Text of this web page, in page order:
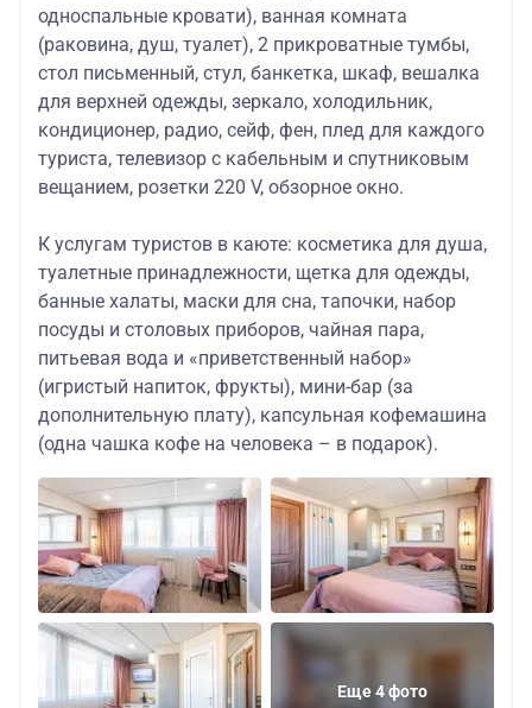
односпальные кровати), ванная комната
(раковина, душ, туалет), 2 прикроватные тумбы,
стол письменный, стул, банкетка, шкаф, вешалка
для верхней одежды, зеркало, холодильник,
кондиционер, радио, сейф, фен, плед для каждого
туриста, телевизор с кабельным и спутниковым
вещанием, розетки 220 V, обзорное окно.
К услугам туристов в каюте: косметика для душа,
туалетные принадлежности, щетка для одежды,
банные халаты, маски для сна, тапочки, набор
посуды и столовых приборов, чайная пара,
питьевая вода и «приветственный набор»
(игристый напиток, фрукты), мини-бар (за
дополнительную плату), капсульная кофемашина
(одна чашка кофе на человека – в подарок).
Еще 4 фото